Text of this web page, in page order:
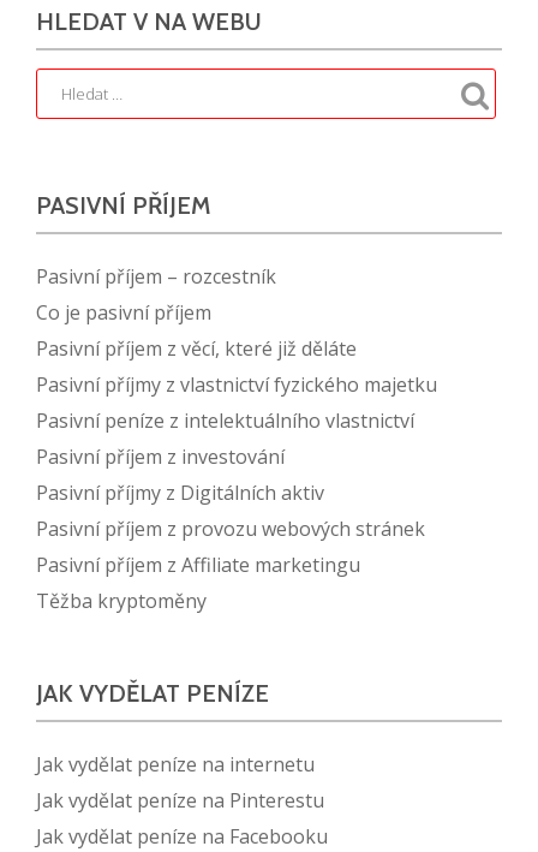
HLEDAT V NA WEBU
PASIVNÍ PŘÍJEM
Pasivní příjem – rozcestník
Co je pasivní příjem
Pasivní příjem z věcí, které již děláte
Pasivní příjmy z vlastnictví fyzického majetku
Pasivní peníze z intelektuálního vlastnictví
Pasivní příjem z investování
Pasivní příjmy z Digitálních aktiv
Pasivní příjem z provozu webových stránek
Pasivní příjem z Affiliate marketingu
Těžba kryptoměny
JAK VYDĚLAT PENÍZE
Jak vydělat peníze na internetu
Jak vydělat peníze na Pinterestu
Jak vydělat peníze na Facebooku